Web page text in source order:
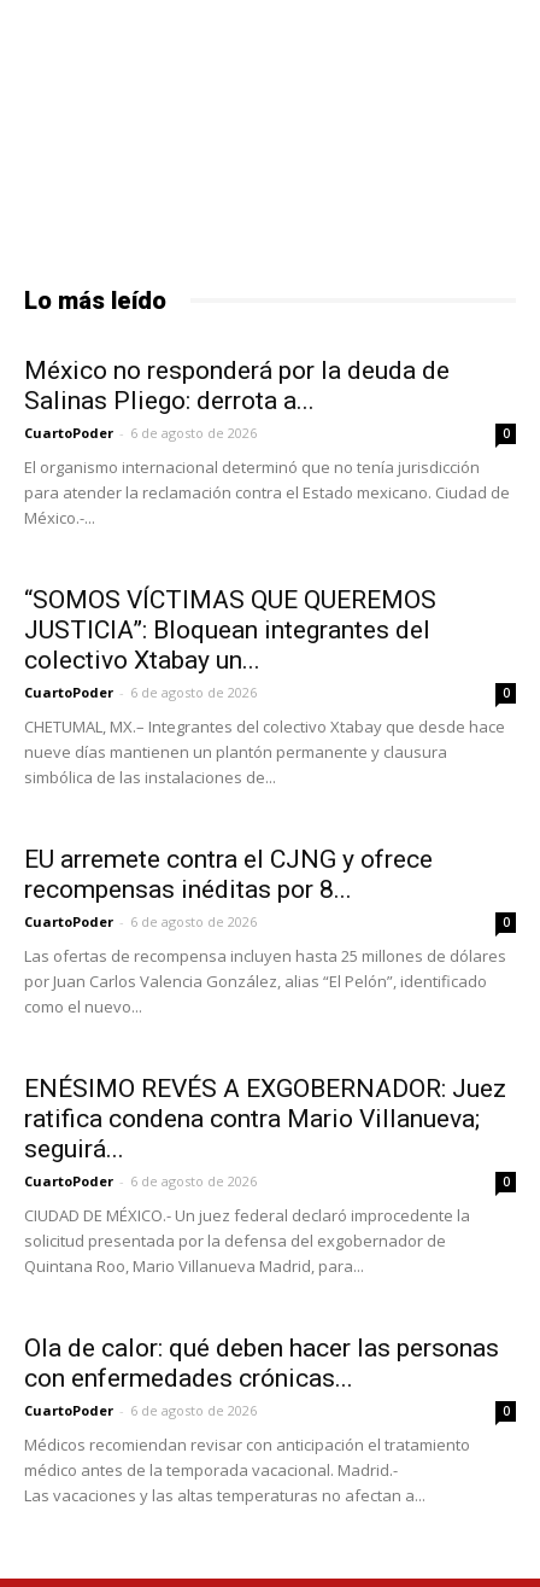
Lo más leído
México no responderá por la deuda de
Salinas Pliego: derrota a...
CuartoPoder - 6 de agosto de 2026 0
El organismo internacional determinó que no tenía jurisdicción
para atender la reclamación contra el Estado mexicano. Ciudad de
México.-...
“SOMOS VÍCTIMAS QUE QUEREMOS
JUSTICIA”: Bloquean integrantes del
colectivo Xtabay un...
CuartoPoder - 6 de agosto de 2026 0
CHETUMAL, MX.– Integrantes del colectivo Xtabay que desde hace
nueve días mantienen un plantón permanente y clausura
simbólica de las instalaciones de...
EU arremete contra el CJNG y ofrece
recompensas inéditas por 8...
CuartoPoder - 6 de agosto de 2026 0
Las ofertas de recompensa incluyen hasta 25 millones de dólares
por Juan Carlos Valencia González, alias “El Pelón”, identificado
como el nuevo...
ENÉSIMO REVÉS A EXGOBERNADOR: Juez
ratifica condena contra Mario Villanueva;
seguirá...
CuartoPoder - 6 de agosto de 2026 0
CIUDAD DE MÉXICO.- Un juez federal declaró improcedente la
solicitud presentada por la defensa del exgobernador de
Quintana Roo, Mario Villanueva Madrid, para...
Ola de calor: qué deben hacer las personas
con enfermedades crónicas...
CuartoPoder - 6 de agosto de 2026 0
Médicos recomiendan revisar con anticipación el tratamiento
médico antes de la temporada vacacional. Madrid.-
Las vacaciones y las altas temperaturas no afectan a...